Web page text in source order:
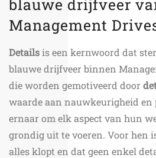
blauwe drijfveer
Management
Detailsis een kernwoord dat
blauwe drijfveer binnen
die worden gemotiveerd door
waarde aan nauwkeurigheid en
ernaar om elk aspect van hun
grondig uit te voeren. Voor hen
alles klopt en dat geen enkel